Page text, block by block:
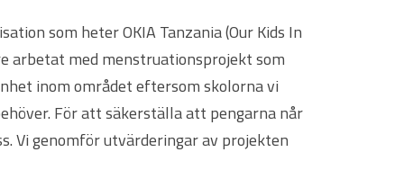
som heter OKIA Tanzania (Our Kids In
arbetat med menstruationsprojekt som
inom området eftersom skolorna vi
För att säkerställa att pengarna når
Vi genomför utvärderingar av projekten